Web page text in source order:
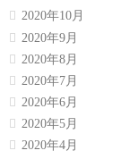
2020年10月
2020年9月
2020年8月
2020年7月
2020年6月
2020年5月
2020年4月